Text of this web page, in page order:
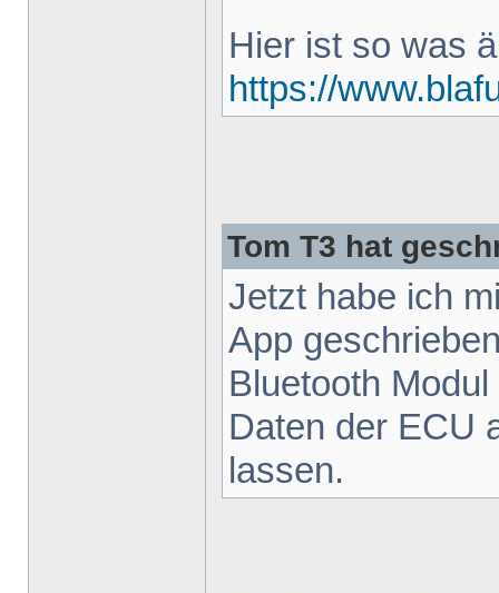
Hier ist so was
https://
Tom T3 hat
Jetzt habe ich
App
Bluetooth
Daten der ECU
lassen.